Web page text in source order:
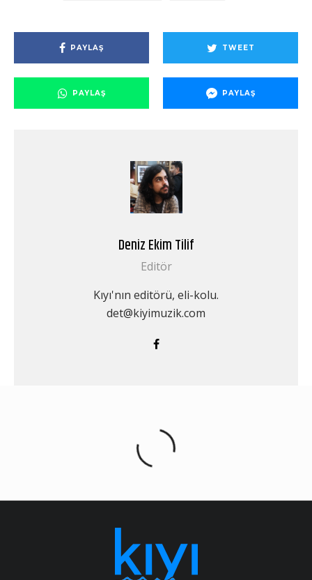
PAYLAŞ TWEET
PAYLAŞ PAYLAŞ
Deniz Ekim Tilif
Editör
Kıyı'nın editörü, eli-kolu.
det@kiyimuzik.com